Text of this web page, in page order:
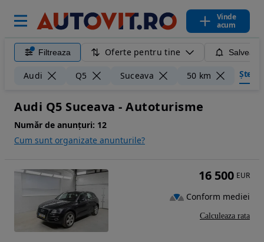
Vinde
acum
Filtreaza Oferte pentru tine
Audi Q5 Suceava 50 km
Audi Q5 Suceava - Autoturisme
Număr de anunțuri: 12
Cum sunt organizate anunturile?
16 500 EUR
Conform mediei
Calculeaza rata